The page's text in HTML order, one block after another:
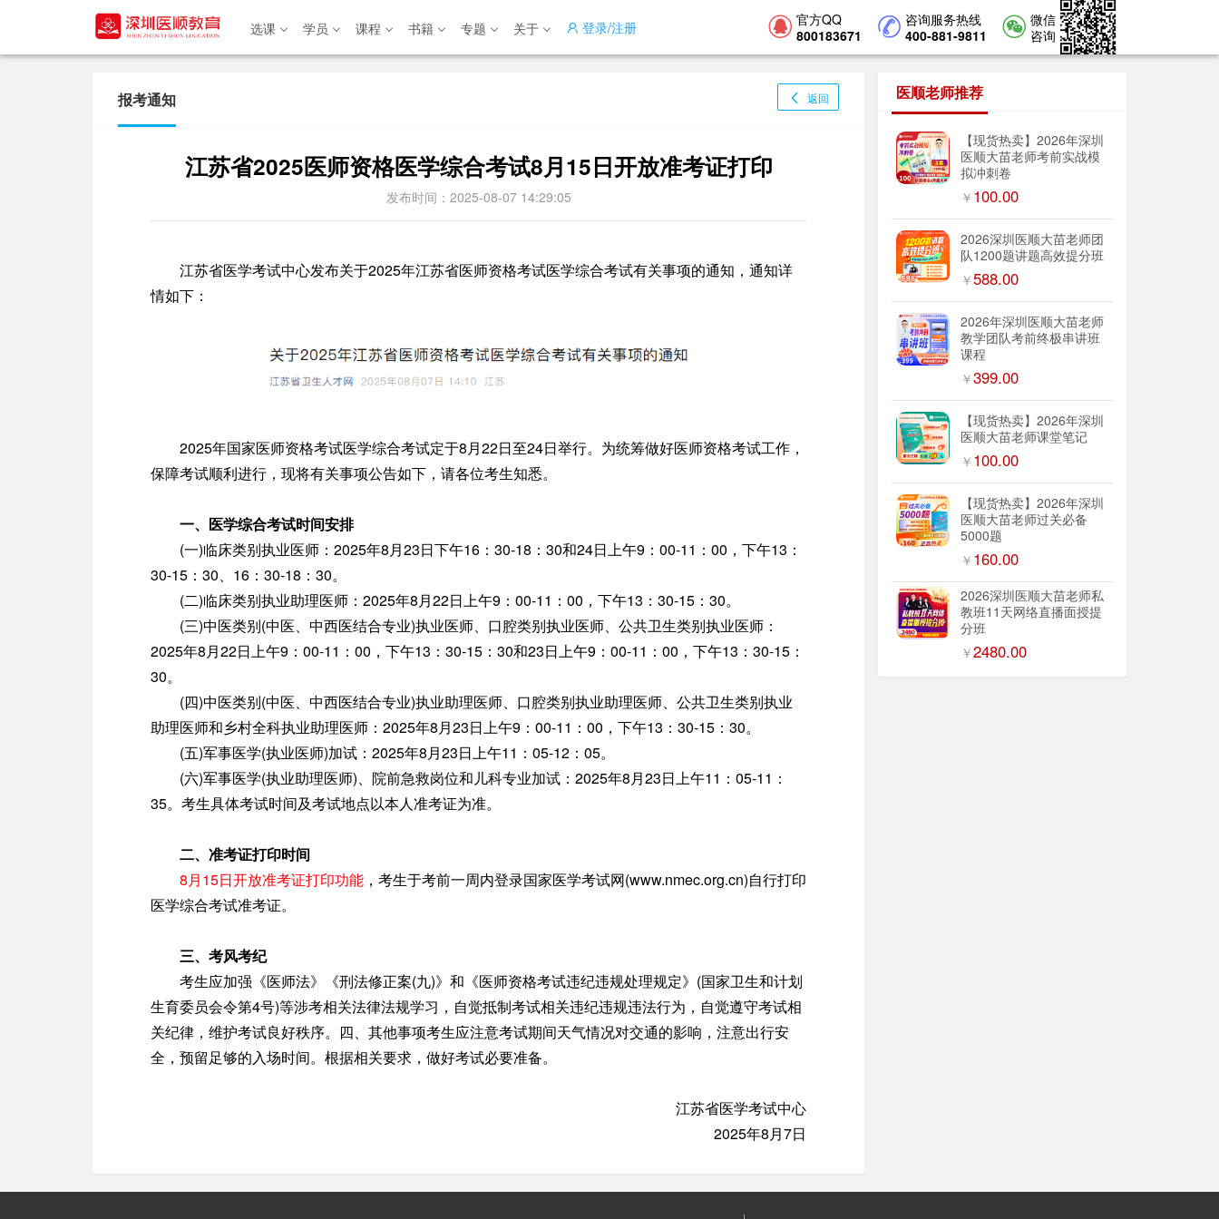
选课 学员 课程 书籍 专题 关于 登录/注册
官方QQ
800183671
咨询服务热线
400-881-9811
微信
咨询
返回
报考通知
江苏省2025医师资格医学综合考试8月15日开放准考证打印
发布时间：2025-08-07 14:29:05
江苏省医学考试中心发布关于2025年江苏省医师资格考试医学综合考试有关事项的通知，通知详
情如下：
2025年国家医师资格考试医学综合考试定于8月22日至24日举行。为统筹做好医师资格考试工作，
保障考试顺利进行，现将有关事项公告如下，请各位考生知悉。
一、医学综合考试时间安排
(一)临床类别执业医师：2025年8月23日下午16：30-18：30和24日上午9：00-11：00，下午13：
30-15：30、16：30-18：30。
(二)临床类别执业助理医师：2025年8月22日上午9：00-11：00，下午13：30-15：30。
(三)中医类别(中医、中西医结合专业)执业医师、口腔类别执业医师、公共卫生类别执业医师：
2025年8月22日上午9：00-11：00，下午13：30-15：30和23日上午9：00-11：00，下午13：30-15：
30。
(四)中医类别(中医、中西医结合专业)执业助理医师、口腔类别执业助理医师、公共卫生类别执业
助理医师和乡村全科执业助理医师：2025年8月23日上午9：00-11：00，下午13：30-15：30。
(五)军事医学(执业医师)加试：2025年8月23日上午11：05-12：05。
(六)军事医学(执业助理医师)、院前急救岗位和儿科专业加试：2025年8月23日上午11：05-11：
35。考生具体考试时间及考试地点以本人准考证为准。
二、准考证打印时间
8月15日开放准考证打印功能，考生于考前一周内登录国家医学考试网(www.nmec.org.cn)自行打印
医学综合考试准考证。
三、考风考纪
考生应加强《医师法》《刑法修正案(九)》和《医师资格考试违纪违规处理规定》(国家卫生和计划
生育委员会令第4号)等涉考相关法律法规学习，自觉抵制考试相关违纪违规违法行为，自觉遵守考试相
关纪律，维护考试良好秩序。四、其他事项考生应注意考试期间天气情况对交通的影响，注意出行安
全，预留足够的入场时间。根据相关要求，做好考试必要准备。
江苏省医学考试中心
2025年8月7日
医顺老师推荐
【现货热卖】2026年深圳
医顺大苗老师考前实战模
拟冲刺卷
￥ 100.00
2026深圳医顺大苗老师团
队1200题讲题高效提分班
￥588.00
2026年深圳医顺大苗老师
教学团队考前终极串讲班
课程
￥399.00
【现货热卖】2026年深圳
医顺大苗老师课堂笔记
￥ 100.00
【现货热卖】2026年深圳
医顺大苗老师过关必备
5000题
￥ 160.00
2026深圳医顺大苗老师私
教班11天网络直播面授提
分班
￥2480.00